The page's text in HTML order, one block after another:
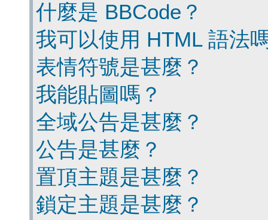
什麼是 BBCode？
我可以使用 HTML 語法
表情符號是甚麼？
我能貼圖嗎？
全域公告是甚麼？
公告是甚麼？
置頂主題是甚麼？
鎖定主題是甚麼？